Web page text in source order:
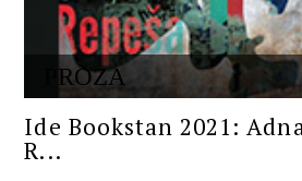
PROZA
Ide Bookstan 2021:
R...